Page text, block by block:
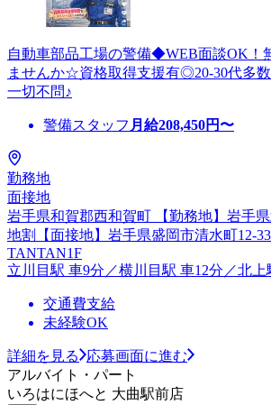
自動車部品工場の警備◆WEB面談OK！
ませんか☆資格取得支援有◎20-30代多
一切不問♪
警備スタッフ 月給208,450円〜
勤務地
面接地
岩手県和賀郡西和賀町 【勤務地】岩手
地割【面接地】岩手県盛岡市清水町12-
TANTAN1F
立川目駅 車9分／横川目駅 車12分／北上
交通費支給
未経験OK
詳細を見る
応募画面に進む
アルバイト・パート
いろはにほへと 大曲駅前店